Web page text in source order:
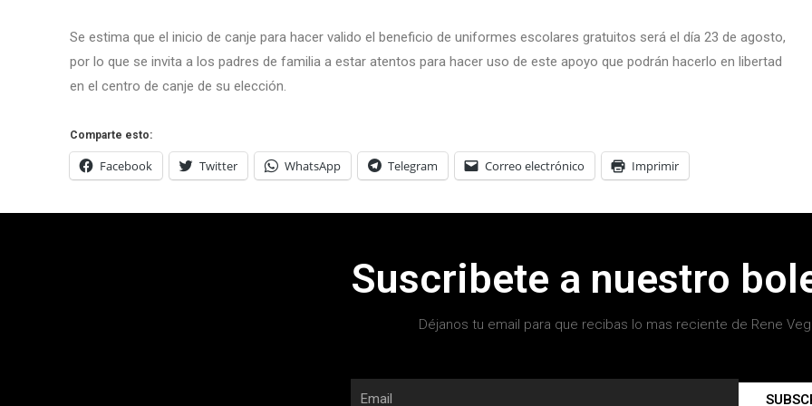
Se estima que el inicio de canje para hacer valido el beneficio de uniformes escolares gratuitos será el día 23 de agosto,
por lo que se invita a los padres de familia a estar atentos para hacer uso de este apoyo que podrán hacerlo en libertad
en el centro de canje de su elección.
Comparte esto:
Facebook Twitter WhatsApp Telegram Correo electrónico Imprimir
Suscribete a nuestro
Déjanos tu email para que recibas lo mas reciente de Rene